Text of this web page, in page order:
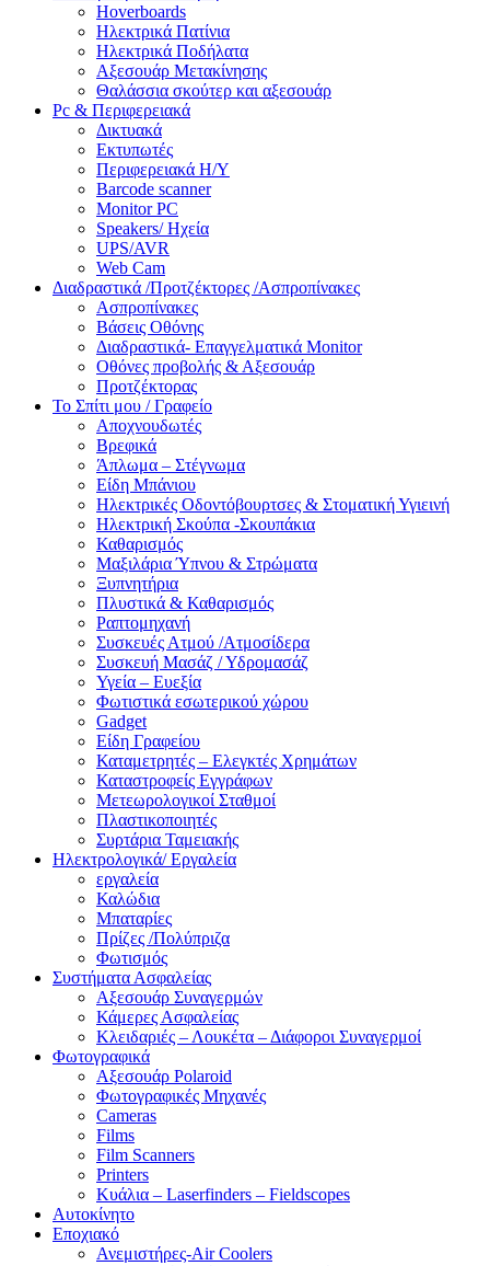
Hoverboards
Ηλεκτρικά Πατίνια
Ηλεκτρικά Ποδήλατα
Αξεσουάρ Μετακίνησης
Θαλάσσια σκούτερ και αξεσουάρ
Pc & Περιφερειακά
Δικτυακά
Εκτυπωτές
Περιφερειακά Η/Υ
Barcode scanner
Monitor PC
Speakers/ Ηχεία
UPS/AVR
Web Cam
Διαδραστικά /Προτζέκτορες /Ασπροπίνακες
Ασπροπίνακες
Βάσεις Οθόνης
Διαδραστικά- Επαγγελματικά Monitor
Οθόνες προβολής & Αξεσουάρ
Προτζέκτορας
Το Σπίτι μου / Γραφείο
Αποχνουδωτές
Βρεφικά
Άπλωμα – Στέγνωμα
Είδη Μπάνιου
Ηλεκτρικές Οδοντόβουρτσες & Στοματική Υγιεινή
Ηλεκτρική Σκούπα -Σκουπάκια
Καθαρισμός
Μαξιλάρια Ύπνου & Στρώματα
Ξυπνητήρια
Πλυστικά & Καθαρισμός
Ραπτομηχανή
Συσκευές Ατμού /Ατμοσίδερα
Συσκευή Μασάζ / Υδρομασάζ
Υγεία – Ευεξία
Φωτιστικά εσωτερικού χώρου
Gadget
Είδη Γραφείου
Καταμετρητές – Ελεγκτές Χρημάτων
Καταστροφείς Εγγράφων
Μετεωρολογικοί Σταθμοί
Πλαστικοποιητές
Συρτάρια Ταμειακής
Ηλεκτρολογικά/ Εργαλεία
εργαλεία
Καλώδια
Μπαταρίες
Πρίζες /Πολύπριζα
Φωτισμός
Συστήματα Ασφαλείας
Αξεσουάρ Συναγερμών
Κάμερες Ασφαλείας
Κλειδαριές – Λουκέτα – Διάφοροι Συναγερμοί
Φωτογραφικά
Αξεσουάρ Polaroid
Φωτογραφικές Μηχανές
Cameras
Films
Film Scanners
Printers
Κυάλια – Laserfinders – Fieldscopes
Αυτοκίνητο
Εποχιακό
Ανεμιστήρες-Air Coolers